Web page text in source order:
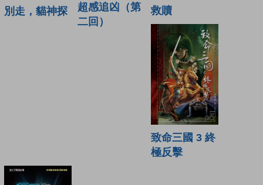
別走，貓神探
超感追凶（第
二回）
救贖
致命三國 3 終
極反擊